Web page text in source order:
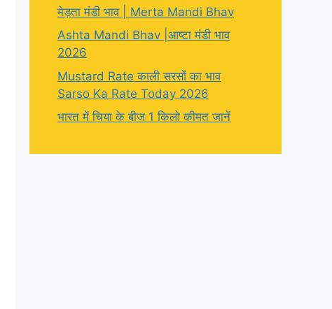
मेड़ता मंडी भाव | Merta Mandi Bhav
Ashta Mandi Bhav |आष्टा मंडी भाव
2026
Mustard Rate काली सरसों का भाव
Sarso Ka Rate Today 2026
भारत में चिया के बीज 1 किलो कीमत जानें